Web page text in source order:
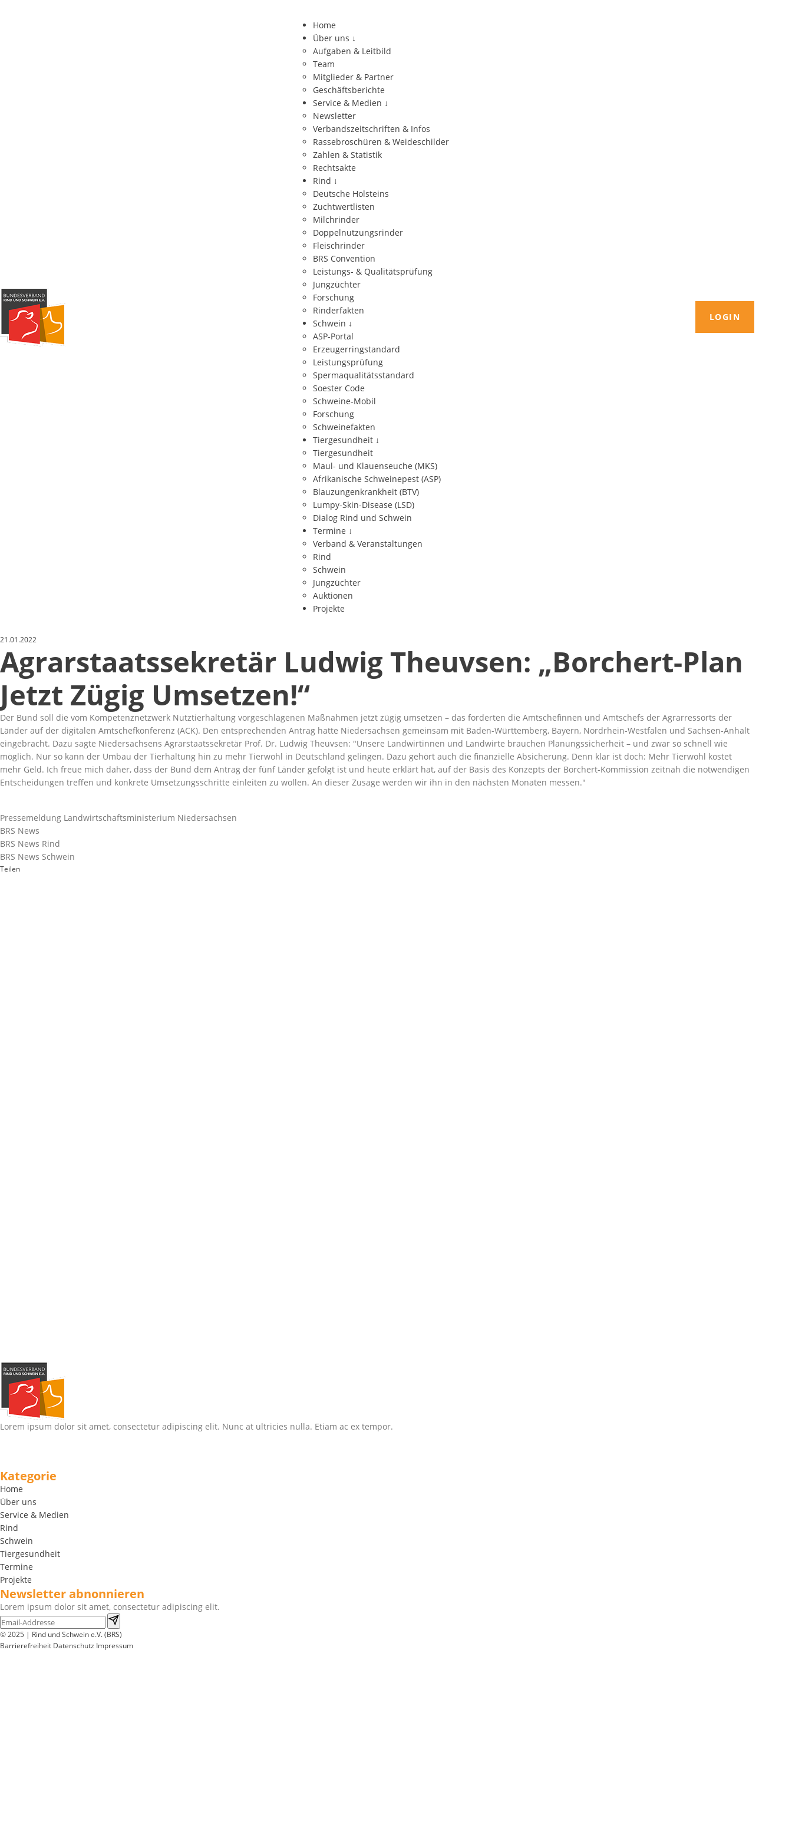
Home
Über uns ↓
Aufgaben & Leitbild
Team
Mitglieder & Partner
Geschäftsberichte
Service & Medien ↓
Newsletter
Verbandszeitschriften & Infos
Rassebroschüren & Weideschilder
Zahlen & Statistik
Rechtsakte
Rind ↓
Deutsche Holsteins
Zuchtwertlisten
Milchrinder
Doppelnutzungsrinder
Fleischrinder
BRS Convention
Leistungs- & Qualitätsprüfung
Jungzüchter
Forschung
Rinderfakten
Schwein ↓
ASP-Portal
Erzeugerringstandard
Leistungsprüfung
Spermaqualitätsstandard
Soester Code
Schweine-Mobil
Forschung
Schweinefakten
Tiergesundheit ↓
Tiergesundheit
Maul- und Klauenseuche (MKS)
Afrikanische Schweinepest (ASP)
Blauzungenkrankheit (BTV)
Lumpy-Skin-Disease (LSD)
Dialog Rind und Schwein
Termine ↓
Verband & Veranstaltungen
Rind
Schwein
Jungzüchter
Auktionen
Projekte
LOGIN
21.01.2022
Agrarstaatssekretär Ludwig Theuvsen: „Borchert-Plan
Jetzt Zügig Umsetzen!“
Der Bund soll die vom Kompetenznetzwerk Nutztierhaltung vorgeschlagenen Maßnahmen jetzt zügig umsetzen – das forderten die Amtschefinnen und Amtschefs der Agrarressorts der
Länder auf der digitalen Amtschefkonferenz (ACK). Den entsprechenden Antrag hatte Niedersachsen gemeinsam mit Baden-Württemberg, Bayern, Nordrhein-Westfalen und Sachsen-Anhalt
eingebracht. Dazu sagte Niedersachsens Agrarstaatssekretär Prof. Dr. Ludwig Theuvsen:
Unsere Landwirtinnen und Landwirte brauchen Planungssicherheit – und zwar so schnell wie
möglich. Nur so kann der Umbau der Tierhaltung hin zu mehr Tierwohl in Deutschland gelingen. Dazu gehört auch die finanzielle Absicherung. Denn klar ist doch: Mehr Tierwohl kostet
mehr Geld. Ich freue mich daher, dass der Bund dem Antrag der fünf Länder gefolgt ist und heute erklärt hat, auf der Basis des Konzepts der Borchert-Kommission zeitnah die notwendigen
Entscheidungen treffen und konkrete Umsetzungsschritte einleiten zu wollen. An dieser Zusage werden wir ihn in den nächsten Monaten messen.
Pressemeldung Landwirtschaftsministerium Niedersachsen
BRS News
BRS News Rind
BRS News Schwein
Teilen
Lorem ipsum dolor sit amet, consectetur adipiscing elit. Nunc at ultricies nulla. Etiam ac ex tempor.
Kategorie
Home
Über uns
Service & Medien
Rind
Schwein
Tiergesundheit
Termine
Projekte
Newsletter abnonnieren
Lorem ipsum dolor sit amet, consectetur adipiscing elit.
© 2025 | Rind und Schwein e.V. (BRS)
Barrierefreiheit Datenschutz Impressum